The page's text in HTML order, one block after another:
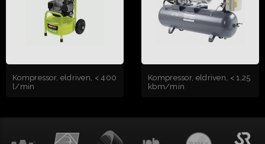
Kompressor, eldriven, < 400
l/min
Kompressor, eldriven, < 1,25
kbm/min